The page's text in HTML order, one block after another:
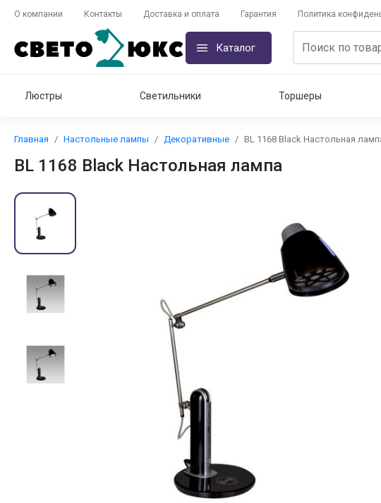
О компании Контакты Доставка и оплата Гарантия Политика
Каталог
Люстры Светильники Торшеры
Главная Настольные лампы Декоративные BL 1168 Black Настольная
BL 1168 Black Настольная лампа